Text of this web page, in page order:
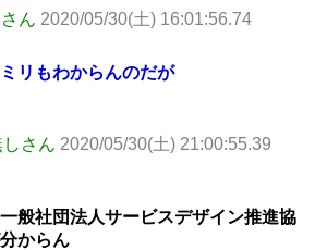
ん 2020/05/30(土) 16:01:56.74
リもわからんのだが
さん 2020/05/30(土) 21:00:55.39
般社団法人サービスデザイン推進協
からん